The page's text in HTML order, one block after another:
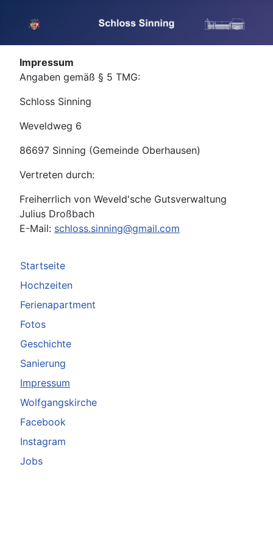
Startseite
Hochzeiten
Ferienapartment
Fotos
Geschichte
Sanierung
Impressum
Wolfgangskirche
Facebook
Instagram
Jobs
Impressum
Angaben gemäß § 5 TMG:
Schloss Sinning
Weveldweg 6
86697 Sinning (Gemeinde Oberhausen)
Vertreten durch:
Freiherrlich von Weveld'sche Gutsverwaltung
Julius Droßbach
E-Mail: schloss.sinning@gmail.com